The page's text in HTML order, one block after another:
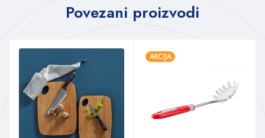
Povezani proizvodi
AKCIJA